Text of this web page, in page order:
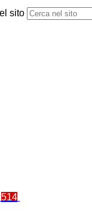
sito
514